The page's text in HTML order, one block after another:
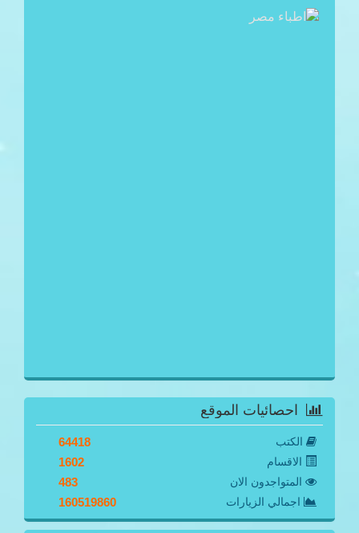
احصائيات الموقع
الكتب 64418
الاقسام 1602
المتواجدون الان 483
اجمالي الزيارات 160519860